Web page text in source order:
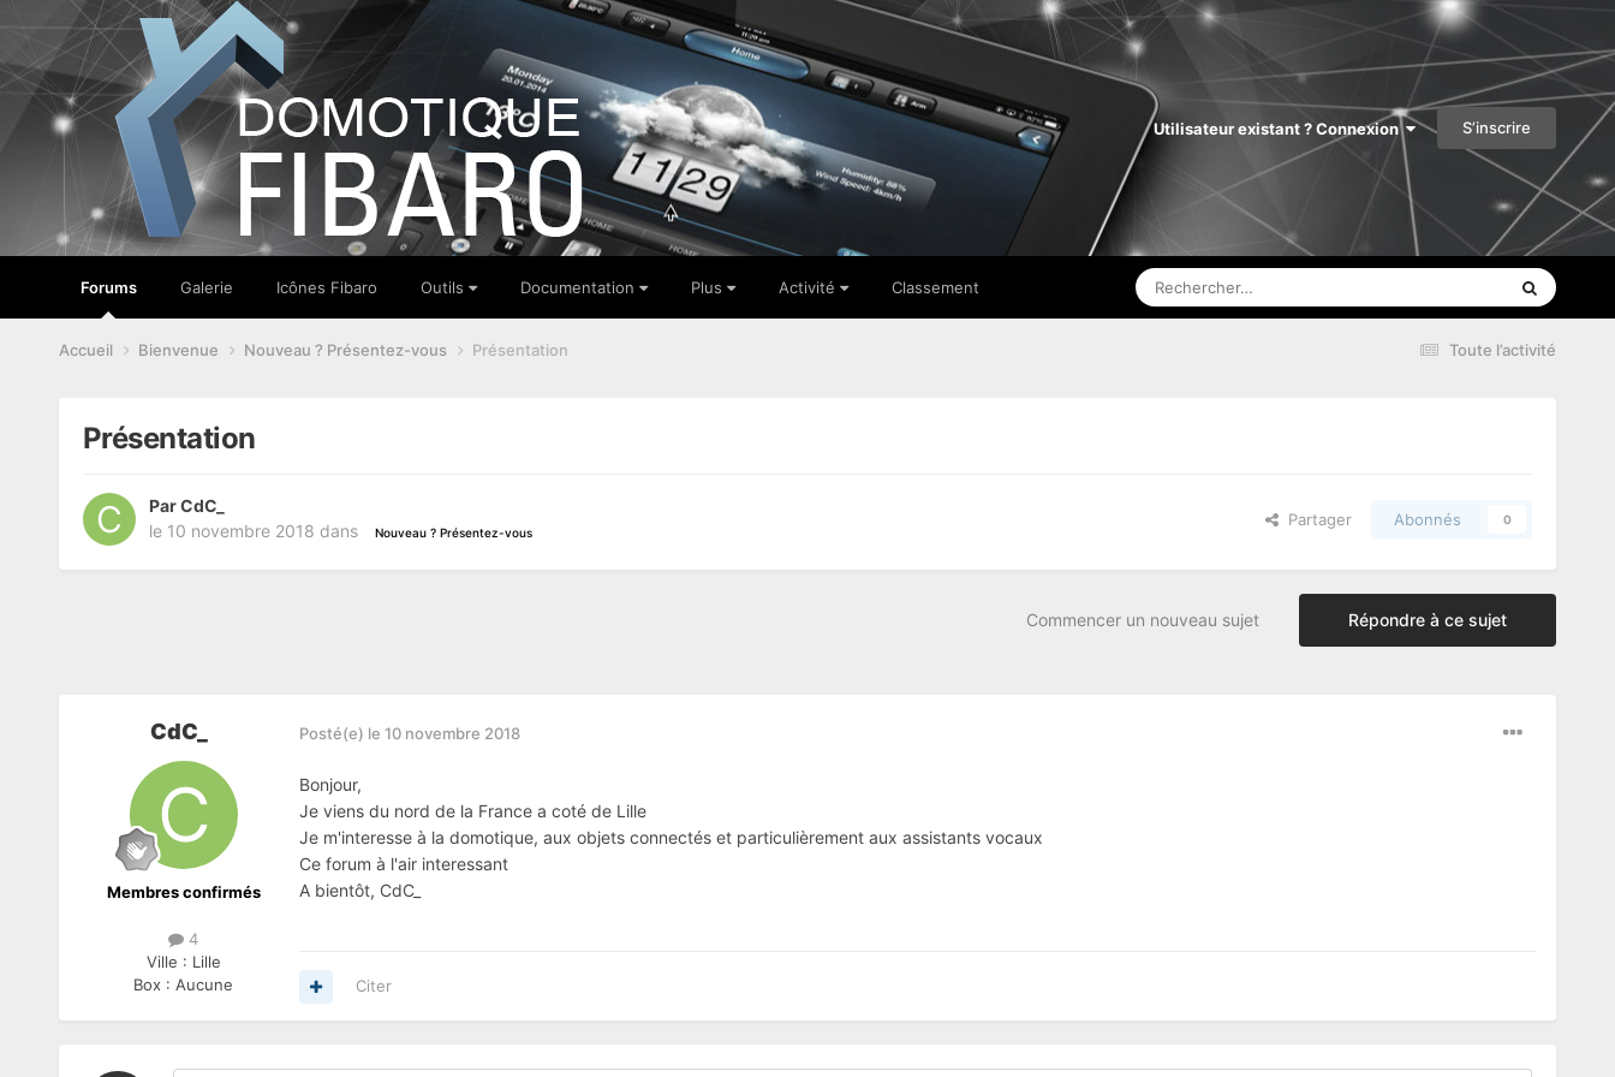
Utilisateur existant ? Connexion S’inscrire
Forums Galerie Icônes Fibaro Outils Documentation Plus Activité Classement
Toute l’activité
Accueil Bienvenue Nouveau ? Présentez-vous Présentation
Présentation
ParCdC_
le 10 novembre 2018 dans Nouveau ? Présentez-vous
Partager Abonnés 0
Répondre à ce sujet
Commencer un nouveau sujet
CdC_
Membres confirmés
4
Ville : Lille
Box :Aucune
Posté(e) le 10 novembre 2018
Bonjour,
Je viens du nord de la France a coté de Lille
Je m'interesse à la domotique, aux objets connectés et particulièrement aux assistants vocaux
Ce forum à l'air interessant
A bientôt, CdC_
Citer